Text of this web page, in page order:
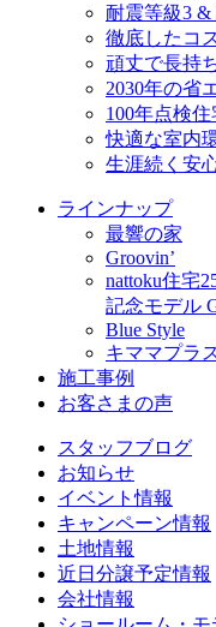
耐震等級3
徹底したコ
頑丈で長持
2030年の省
100年点検住
快適な室内
生涯続く安
ラインナップ
最響の家
Groovin’
nattoku住宅
記念モデル
Blue Style
キママプラ
施工事例
お客さまの声
スタッフブログ
お知らせ
イベント情報
キャンペーン情報
土地情報
近日分譲予定情報
会社情報